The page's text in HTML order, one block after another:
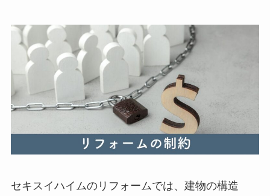
セキスイハイムのリフォームでは、建物の構造